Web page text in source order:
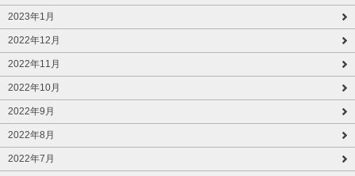
2023年1月
2022年12月
2022年11月
2022年10月
2022年9月
2022年8月
2022年7月